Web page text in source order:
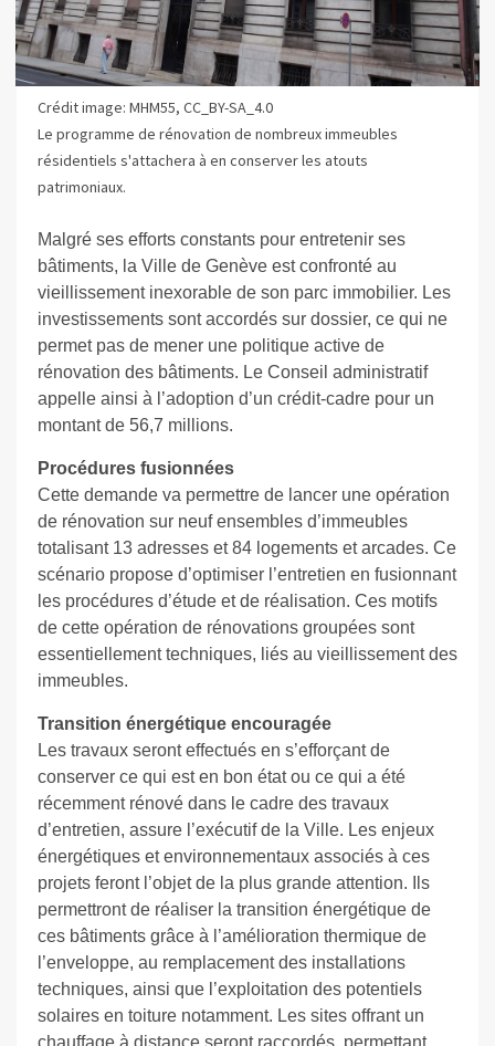
Crédit image: MHM55, CC_BY-SA_4.0
Le programme de rénovation de nombreux immeubles
résidentiels s'attachera à en conserver les atouts
patrimoniaux.
Malgré ses efforts constants pour entretenir ses
bâtiments, la Ville de Genève est confronté au
vieillissement inexorable de son parc immobilier. Les
investissements sont accordés sur dossier, ce qui ne
permet pas de mener une politique active de
rénovation des bâtiments. Le Conseil administratif
appelle ainsi à l’adoption d’un crédit-cadre pour un
montant de 56,7 millions.
Procédures fusionnées
Cette demande va permettre de lancer une opération
de rénovation sur neuf ensembles d’immeubles
totalisant 13 adresses et 84 logements et arcades. Ce
scénario propose d’optimiser l’entretien en fusionnant
les procédures d’étude et de réalisation. Ces motifs
de cette opération de rénovations groupées sont
essentiellement techniques, liés au vieillissement des
immeubles.
Transition énergétique encouragée
Les travaux seront effectués en s’efforçant de
conserver ce qui est en bon état ou ce qui a été
récemment rénové dans le cadre des travaux
d’entretien, assure l’exécutif de la Ville. Les enjeux
énergétiques et environnementaux associés à ces
projets feront l’objet de la plus grande attention. Ils
permettront de réaliser la transition énergétique de
ces bâtiments grâce à l’amélioration thermique de
l’enveloppe, au remplacement des installations
techniques, ainsi que l’exploitation des potentiels
solaires en toiture notamment. Les sites offrant un
chauffage à distance seront raccordés, permettant